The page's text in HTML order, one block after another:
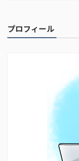
プロフィール